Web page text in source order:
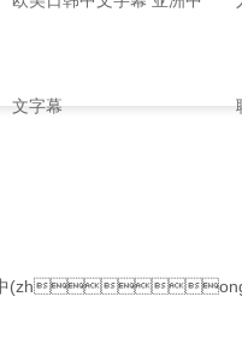
文字幕
中(zhong)